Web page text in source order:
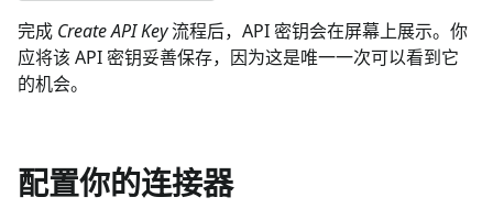
完成 Create API Key流程后，API 密钥会在屏幕上展示。你
应将该 API 密钥妥善保存，因为这是唯一一次可以看到它
的机会。
配置你的连接器